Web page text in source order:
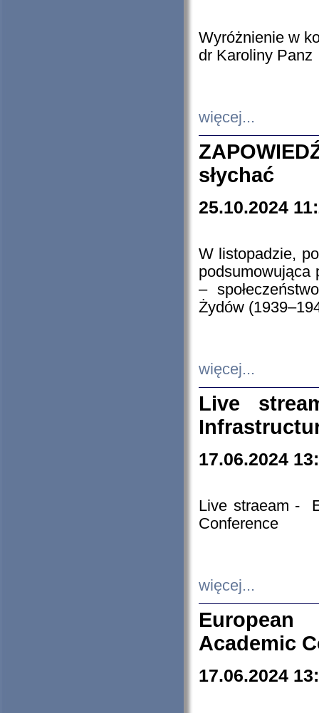
Wyróżnienie w
dr Karoliny Panz
więcej...
słychać
25.10.2024
W listopadzie,
podsumowująca
–
Żydów
więcej...
Live
17.06.2024
Live straeam -
Conference
więcej...
European
Academic
17.06.2024